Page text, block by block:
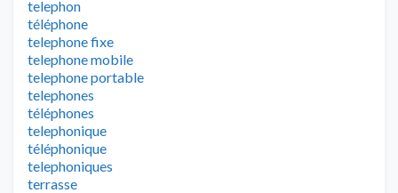
telephon
téléphone
telephone fixe
telephone mobile
telephone portable
telephones
téléphones
telephonique
téléphonique
telephoniques
terrasse